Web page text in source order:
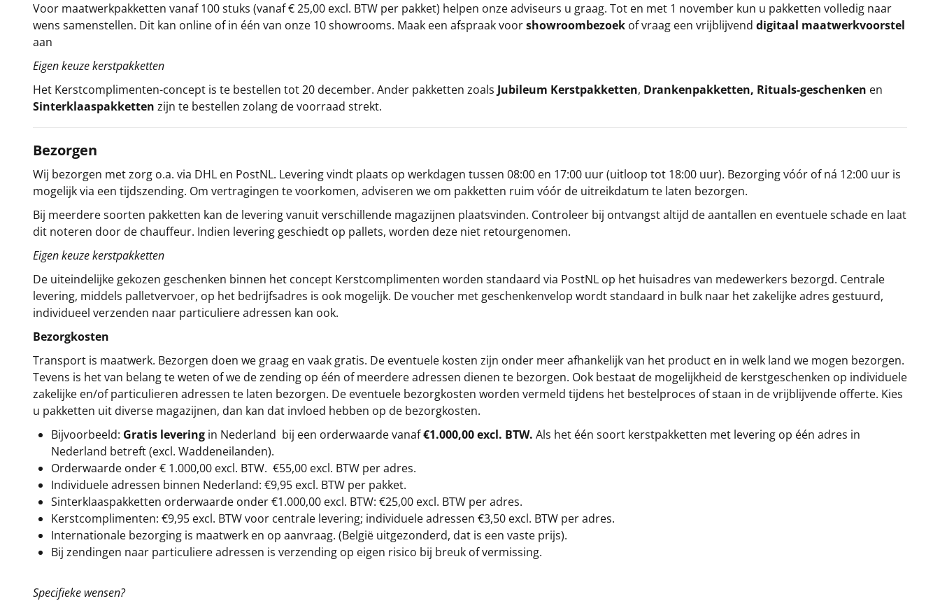
Voor maatwerkpakketten vanaf 100 stuks (vanaf € 25,00 excl. BTW per pakket) helpen onze adviseurs u graag. Tot en met 1 november kun u pakketten volledig naar
wens samenstellen. Dit kan online of in één van onze 10 showrooms. Maak een afspraak voorshowroombezoek of vraag een vrijblijvend digitaal maatwerkvoorstel
aan
Eigen keuze kerstpakketten
Het Kerstcomplimenten-concept is te bestellen tot 20 december. Ander pakketten zoals Jubileum Kerstpakketten, Drankenpakketten, Rituals-geschenken en
Sinterklaaspakketten zijn te bestellen zolang de voorraad strekt.
Bezorgen
Wij bezorgen met zorg o.a. via DHL en PostNL. Levering vindt plaats op werkdagen tussen 08:00 en 17:00 uur (uitloop tot 18:00 uur). Bezorging vóór of ná 12:00 uur is
mogelijk via een tijdszending. Om vertragingen te voorkomen, adviseren we om pakketten ruim vóór de uitreikdatum te laten bezorgen.
Bij meerdere soorten pakketten kan de levering vanuit verschillende magazijnen plaatsvinden. Controleer bij ontvangst altijd de aantallen en eventuele schade en laat
dit noteren door de chauffeur. Indien levering geschiedt op pallets, worden deze niet retourgenomen.
Eigen keuze kerstpakketten
De uiteindelijke gekozen geschenken binnen het concept Kerstcomplimenten worden standaard via PostNL op het huisadres van medewerkers bezorgd. Centrale
levering, middels palletvervoer, op het bedrijfsadres is ook mogelijk. De voucher met geschenkenvelop wordt standaard in bulk naar het zakelijke adres gestuurd,
individueel verzenden naar particuliere adressen kan ook.
Bezorgkosten
Transport is maatwerk. Bezorgen doen we graag en vaak gratis. De eventuele kosten zijn onder meer afhankelijk van het product en in welk land we mogen bezorgen.
Tevens is het van belang te weten of we de zending op één of meerdere adressen dienen te bezorgen. Ook bestaat de mogelijkheid de kerstgeschenken op individuele
zakelijke en/of particulieren adressen te laten bezorgen. De eventuele bezorgkosten worden vermeld tijdens het bestelproces of staan in de vrijblijvende offerte. Kies
u pakketten uit diverse magazijnen, dan kan dat invloed hebben op de bezorgkosten.
Bijvoorbeeld: Gratis levering in Nederland bij een orderwaarde vanaf€1.000,00 excl. BTW. Als het één soort kerstpakketten met levering op één adres in
Nederland betreft (excl. Waddeneilanden).
Orderwaarde onder € 1.000,00 excl. BTW. €55,00 excl. BTW per adres.
Individuele adressen binnen Nederland: €9,95 excl. BTW per pakket.
Sinterklaaspakketten orderwaarde onder €1.000,00 excl. BTW: €25,00 excl. BTW per adres.
Kerstcomplimenten: €9,95 excl. BTW voor centrale levering; individuele adressen €3,50 excl. BTW per adres.
Internationale bezorging is maatwerk en op aanvraag. (België uitgezonderd, dat is een vaste prijs).
Bij zendingen naar particuliere adressen is verzending op eigen risico bij breuk of vermissing.
Specifieke wensen?